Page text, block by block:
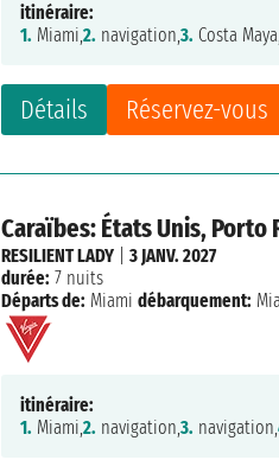
Détails Réservez-vous
itinéraire:
1. Miami,2. navigation,3. Costa
Caraïbes: États Unis,
RESILIENT LADY |3 JANV. 2027
durée: 7 nuits
Départs de: Miami débarquement:
itinéraire:
1. Miami,2. navigation,3. navigation,